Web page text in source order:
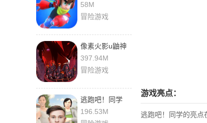
58M
冒险游戏
像素火影u鼬神
次世代
397.94M
冒险游戏
逃跑吧！同学
196.53M
游戏亮点：
逃跑吧！同学的亮点